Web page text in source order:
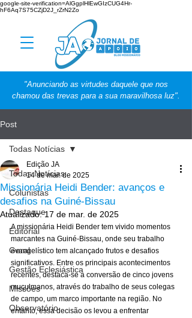
google-site-verification=AlGgplHlEwGIzCUG4Hr-
hF6Aq7S75CZjD2J_rZrN2Zo
"Anunciando as virtudes daquele que nos
chamou das trevas para a sua maravilhosa luz".
Post
Todas Notícias
Colunistas
Destaque
Editorial
Geral
Gestão Eclesiástica
Missões
Observatório
Todas Notícias
Missionária Heidi Bender: avanços e
desafios na Guiné-Bissau
Edição JA
14 de mar. de 2025
Atualizado:17 de mar. de 2025
A missionária Heidi Bender tem vivido momentos
marcantes na Guiné-Bissau, onde seu trabalho
evangelístico tem alcançado frutos e desafios
significativos. Entre os principais acontecimentos
recentes, destaca-se a conversão de cinco jovens
muçulmanos, através do trabalho de seus colegas
de campo, um marco importante na região. No
entanto, essa decisão os levou a enfrentar